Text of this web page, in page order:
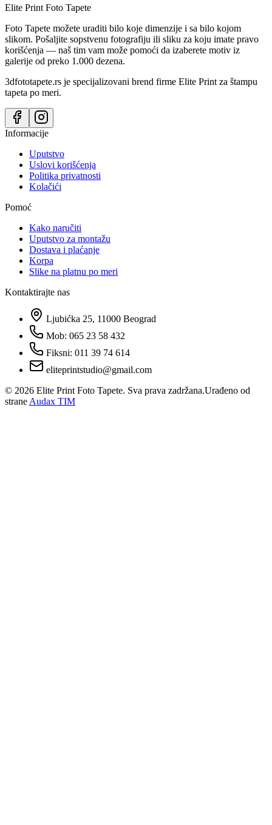
Elite Print Foto Tapete
Foto Tapete možete uraditi bilo koje dimenzije i sa bilo kojom
slikom. Pošaljite sopstvenu fotografiju ili sliku za koju imate pravo
korišćenja — naš tim vam može pomoći da izaberete motiv iz
galerije od preko 1.000 dezena.
3dfototapete.rs je specijalizovani brend firme Elite Print za štampu
tapeta po meri.
Informacije
Uputstvo
Uslovi korišćenja
Politika privatnosti
Kolačići
Pomoć
Kako naručiti
Uputstvo za montažu
Dostava i plaćanje
Korpa
Slike na platnu po meri
Kontaktirajte nas
Ljubićka 25, 11000 Beograd
Mob: 065 23 58 432
Fiksni: 011 39 74 614
eliteprintstudio@gmail.com
© 2026 Elite Print Foto Tapete. Sva prava zadržana.Urađeno od
strane Audax TIM